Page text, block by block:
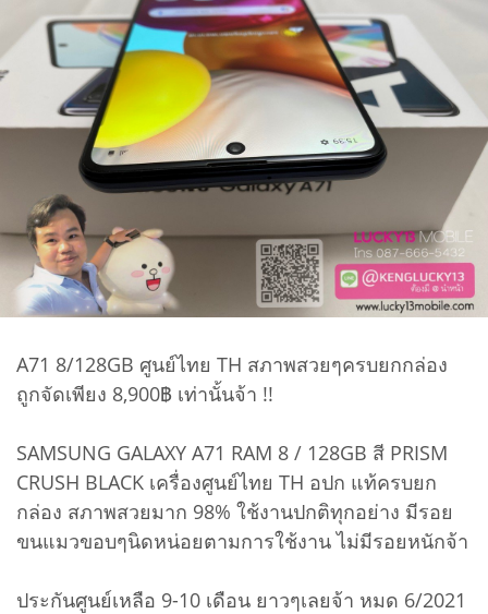
A71 8/128GB ศูนย์ไทย TH สภาพสวยๆครบยกกล่อง
ถูกจัดเพียง 8,900฿ เท่านั้นจ้า !!
SAMSUNG GALAXY A71 RAM 8 / 128GB สี PRISM
CRUSH BLACK เครื่องศูนย์ไทย TH อปก แท้ครบยก
กล่อง สภาพสวยมาก 98% ใช้งานปกติทุกอย่าง มีรอย
ขนแมวขอบๆนิดหน่อยตามการใช้งาน ไม่มีรอยหนักจ้า
ประกันศูนย์เหลือ 9-10 เดือน ยาวๆเลยจ้า หมด 6/2021